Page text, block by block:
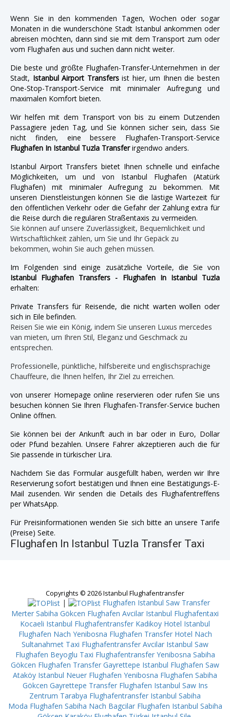
Wenn Sie in den kommenden Tagen, Wochen oder sogar
Monaten in die wunderschöne Stadt Istanbul ankommen oder
abreisen möchten, dann sind sie mit dem Transport zum oder
vom Flughafen aus und suchen dann nicht weiter.
Die beste und größte Flughafen-Transfer-Unternehmen in der
Stadt, Istanbul Airport Transfersist hier, um Ihnen die besten
One-Stop-Transport-Service mit minimaler Aufregung und
maximalen Komfort bieten.
Wir helfen mit dem Transport von bis zu einem Dutzenden
Passagiere jeden Tag, und Sie können sicher sein, dass Sie
nicht finden, eine bessere Flughafen-Transport-Service
Flughafen In Istanbul Tuzla Transferirgendwo anders.
Istanbul Airport Transfers bietet Ihnen schnelle und einfache
Möglichkeiten, um und von Istanbul Flughafen (Atatürk
Flughafen) mit minimaler Aufregung zu bekommen. Mit
unseren Dienstleistungen können Sie die lästige Wartezeit für
den öffentlichen Verkehr oder die Gefahr der Zahlung extra für
die Reise durch die regulären Straßentaxis zu vermeiden.
Sie können auf unsere Zuverlässigkeit, Bequemlichkeit und
Wirtschaftlichkeit zählen, um Sie und Ihr Gepäck zu
bekommen, wohin Sie auch gehen müssen.
Im Folgenden sind einige zusätzliche Vorteile, die Sie von
Istanbul Flughafen Transfers - Flughafen In Istanbul Tuzla
erhalten:
Private Transfers für Reisende, die nicht warten wollen oder
sich in Eile befinden.
Reisen Sie wie ein König, indem Sie unseren Luxus mercedes
van mieten, um Ihren Stil, Eleganz und Geschmack zu
entsprechen.
Professionelle, pünktliche, hilfsbereite und englischsprachige
Chauffeure, die Ihnen helfen, Ihr Ziel zu erreichen.
von unserer Homepage online reservieren oder rufen Sie uns
besuchen können Sie Ihren Flughafen-Transfer-Service buchen
Online öffnen.
Sie können bei der Ankunft auch in bar oder in Euro, Dollar
oder Pfund bezahlen. Unsere Fahrer akzeptieren auch die für
Sie passende in türkischer Lira.
Nachdem Sie das Formular ausgefüllt haben, werden wir Ihre
Reservierung sofort bestätigen und Ihnen eine Bestätigungs-E-
Mail zusenden. Wir senden die Details des Flughafentreffens
per WhatsApp.
Für Preisinformationen wenden Sie sich bitte an unsere Tarife
(Preise) Seite.
Flughafen In Istanbul Tuzla Transfer Taxi
Copyrights © 2026 Istanbul Flughafentransfer
|
Flughafen Istanbul Saw Transfer
Merter Sabiha Gökcen Flughafen Avcilar Istanbul Flughafentaxi
Kocaeli Istanbul Flughafentransfer Kadikoy Hotel Istanbul
Flughafen Nach Yenibosna Flughafen Transfer Hotel Nach
Sultanahmet Taxi Flughafentransfer Avcilar Istanbul Saw
Flughafen Beyoglu Taxi Flughafentransfer Yenibosna Sabiha
Gökcen Flughafen Transfer Gayrettepe Istanbul Flughafen Saw
Ataköy Istanbul Neuer Flughafen Yenibosna Flughafen Sabiha
Gökcen Gayrettepe Transfer Flughafen Istanbul Saw Ins
Zentrum Tarabya Flughafentransfer Istanbul Sabiha
Moda Flughafen Sabiha Nach Bagcilar Flughafen Istanbul Sabiha